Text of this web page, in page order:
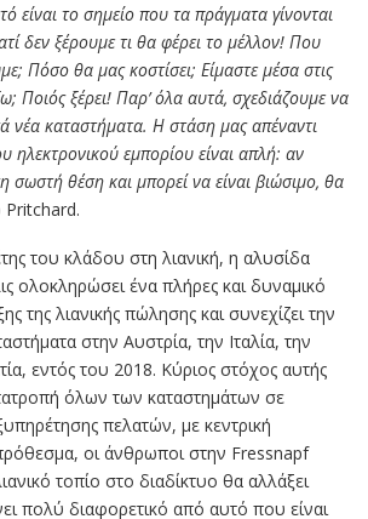
είναι το σημείο που τα πράγματα γίνονται
δεν ξέρουμε τι θα φέρει το μέλλον! Που
Πόσο θα μας κοστίσει; Είμαστε μέσα στις
Ποιός ξέρει! Παρ’ όλα αυτά, σχεδιάζουμε να
νέα καταστήματα. Η στάση μας απέναντι
ηλεκτρονικού εμπορίου είναι απλή: αν
σωστή θέση και μπορεί να είναι βιώσιμο, θα
Pritchard.
του κλάδου στη λιανική, η αλυσίδα
ολοκληρώσει ένα πλήρες και δυναμικό
της λιανικής πώλησης και συνεχίζει την
στην Αυστρία, την Ιταλία, την
εντός του 2018. Κύριος στόχος αυτής
όλων των καταστημάτων σε
πελατών, με κεντρική
οι άνθρωποι στην Fressnapf
τοπίο στο διαδίκτυο θα αλλάξει
πολύ διαφορετικό από αυτό που είναι